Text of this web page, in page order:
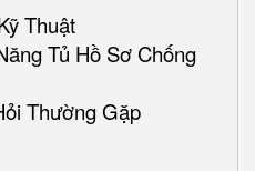
Thuật
Tủ Hồ Sơ Chống
Thường Gặp